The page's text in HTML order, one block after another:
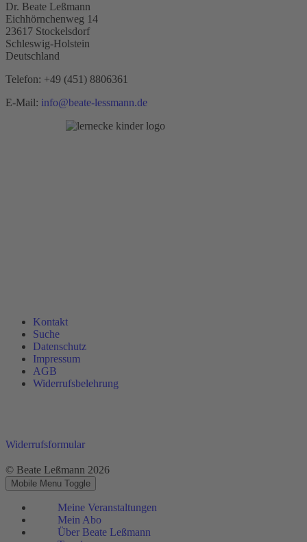
Dr. Beate Leßmann
Eichhörnchenweg 14
23617 Stockelsdorf
Schleswig-Holstein
Deutschland
Telefon: +49 (451) 8806361
E-Mail: info@beate-lessmann.de
Kontakt
Suche
Datenschutz
Impressum
AGB
Widerrufsbelehrung
Widerrufsformular
© Beate Leßmann 2026
Mobile Menu Toggle
Meine Veranstaltungen
Mein Abo
Über Beate Leßmann